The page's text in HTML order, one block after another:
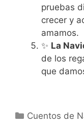
pruebas
crecer y
amamos.
✨ La
de los
que
Categorías
Cuentos de